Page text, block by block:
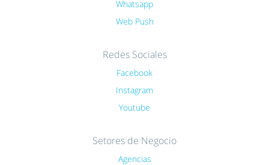
Whatsapp
Web Push
Redes Sociales
Facebook
Instagram
Youtube
Setores de Negocio
Agencias